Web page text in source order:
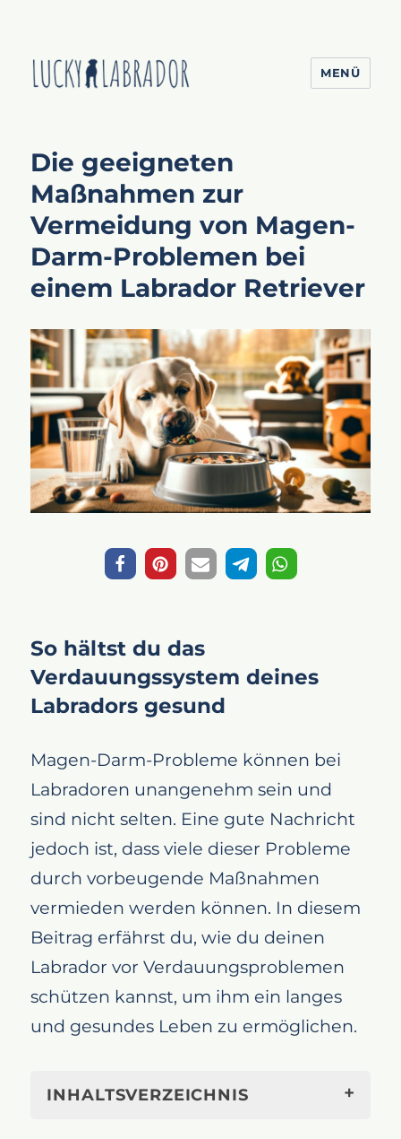
MENÜ
Die geeigneten
Maßnahmen zur
Vermeidung von Magen-
Darm-Problemen bei
einem Labrador Retriever
So hältst du das
Verdauungssystem deines
Labradors gesund
Magen-Darm-Probleme können bei
Labradoren unangenehm sein und
sind nicht selten. Eine gute Nachricht
jedoch ist, dass viele dieser Probleme
durch vorbeugende Maßnahmen
vermieden werden können. In diesem
Beitrag erfährst du, wie du deinen
Labrador vor Verdauungsproblemen
schützen kannst, um ihm ein langes
und gesundes Leben zu ermöglichen.
INHALTSVERZEICHNIS